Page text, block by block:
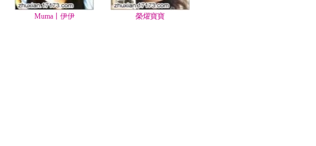
Muma丨伊伊 榮燿寶寶